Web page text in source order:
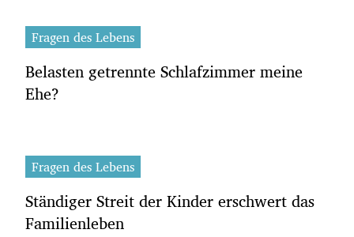
Fragen des Lebens
Belasten getrennte Schlafzimmer meine
Ehe?
Fragen des Lebens
Ständiger Streit der Kinder erschwert das
Familienleben